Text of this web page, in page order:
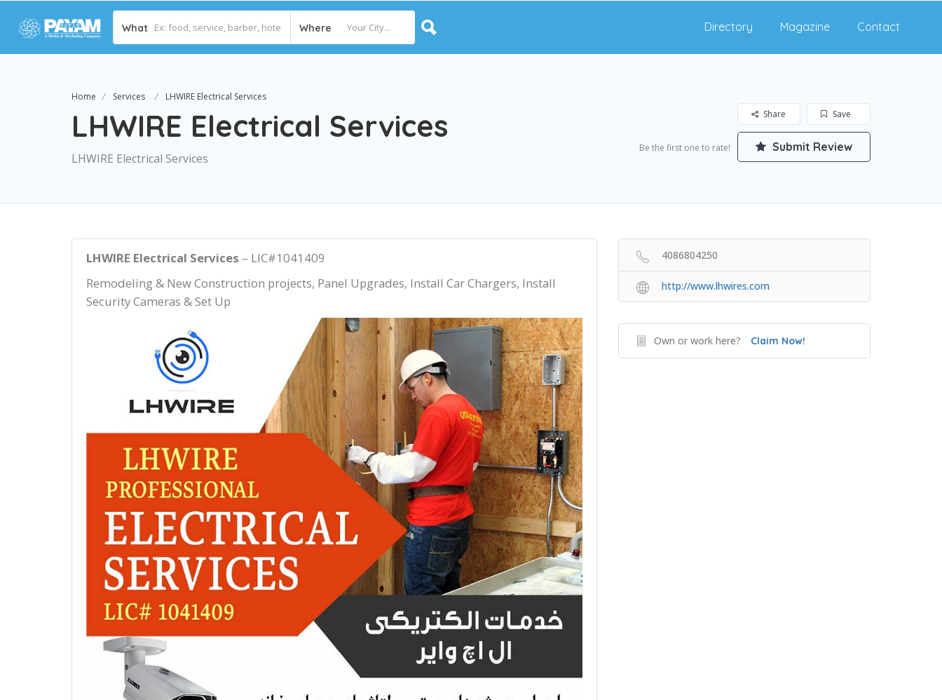
What Where Directory Magazine Contact
Home Services LHWIRE Electrical Services
LHWIRE Electrical Services
LHWIRE Electrical Services
Save
Share
Be the first one to rate! Submit Review
LHWIRE Electrical Services – LIC#1041409
Remodeling & New Construction projects, Panel Upgrades, Install Car Chargers, Install
Security Cameras & Set Up
4086804250
http://www.lhwires.com
Own or work here? Claim Now!